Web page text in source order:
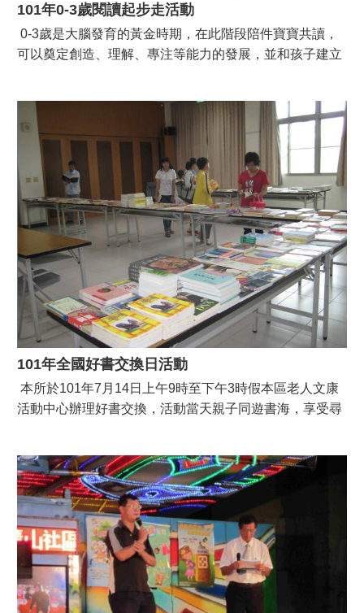
101年0-3歲閱讀起步走活動
0-3歲是大腦發育的黃金時期，在此階段陪件寶寶共讀，
可以奠定創造、理解、專注等能力的發展，並和孩子建立
師主講，透過童謠與手指謠的技巧，讓故事更生動有趣。
101年全國好書交換日活動
本所於101年7月14日上午9時至下午3時假本區老人文康
活動中心辦理好書交換，活動當天親子同遊書海，享受尋